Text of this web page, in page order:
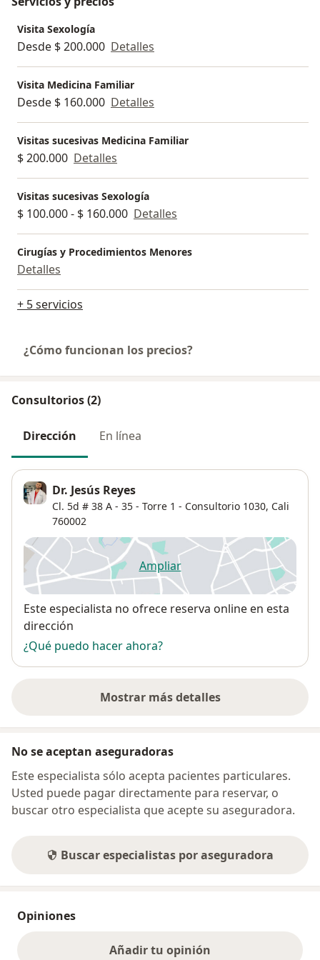
Visita Sexología
Desde $ 200.000 Detalles
Visita Medicina Familiar
Desde $ 160.000 Detalles
Visitas sucesivas Medicina Familiar
$ 200.000 Detalles
Visitas sucesivas Sexología
$ 100.000 - $ 160.000 Detalles
Cirugías y Procedimientos Menores
Detalles
+ 5 servicios
¿Cómo funcionan los precios?
Consultorios (2)
Dirección En línea
Dr. Jesús Reyes
Cl. 5d # 38 A - 35 - Torre 1 - Consultorio 1030, Cali
760002
Ampliarse abre en una nueva
Disponibilidad
Este especialista no ofrece reserva online en esta
dirección
¿Qué puedo hacer ahora?
Mostrar más detalles
sobre la dirección
No se aceptan aseguradoras
Este especialista sólo acepta pacientes particulares.
Usted puede pagar directamente para reservar, o
buscar otro especialista que acepte su aseguradora.
Buscar especialistas por aseguradora
Opiniones
Añadir tu opinión